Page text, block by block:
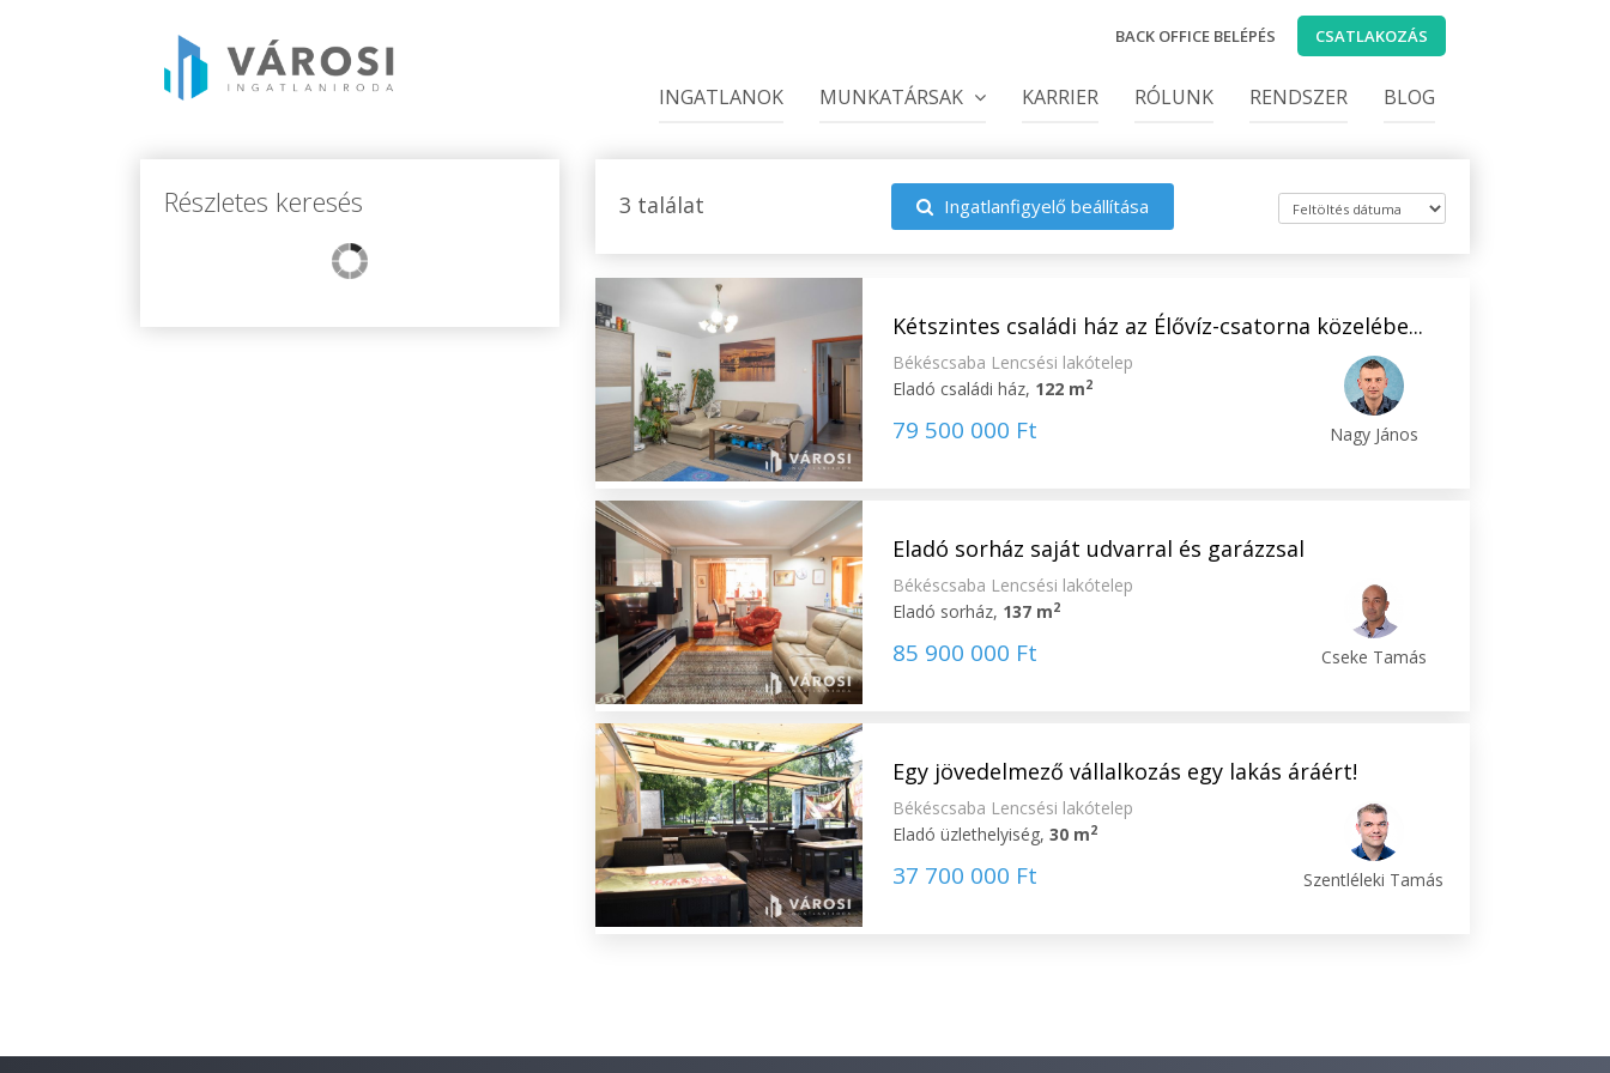
BACK OFFICE BELÉPÉS CSATLAKOZÁS
INGATLANOK MUNKATÁRSAK KARRIER RÓLUNK RENDSZER BLOG
Részletes keresés 3 találat Ingatlanfigyelő beállítása
Kétszintes családi ház az Élővíz-csatorna közelébe...
Békéscsaba Lencsési lakótelep
Eladó családi ház, 122 m2
79 500 000 Ft Nagy János
Eladó sorház saját udvarral és garázzsal
Békéscsaba Lencsési lakótelep
Eladó sorház, 137 m2
85 900 000 Ft Cseke Tamás
Egy jövedelmező vállalkozás egy lakás áráért!
Békéscsaba Lencsési lakótelep
Eladó üzlethelyiség,30 m2
37 700 000 Ft Szentléleki Tamás